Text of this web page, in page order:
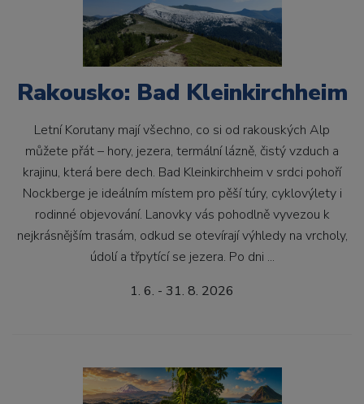
Rakousko: Bad Kleinkirchheim
Letní Korutany mají všechno, co si od rakouských Alp
můžete přát – hory, jezera, termální lázně, čistý vzduch a
krajinu, která bere dech. Bad Kleinkirchheim v srdci pohoří
Nockberge je ideálním místem pro pěší túry, cyklovýlety i
rodinné objevování. Lanovky vás pohodlně vyvezou k
nejkrásnějším trasám, odkud se otevírají výhledy na vrcholy,
údolí a třpytící se jezera. Po dni ...
1. 6. - 31. 8. 2026